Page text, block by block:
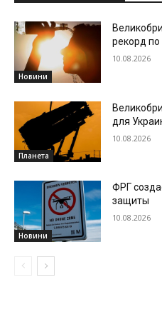
Новини
рекорд
10.08.2026
Планета
для
10.08.2026
Новини
ФРГ
защиты
10.08.2026